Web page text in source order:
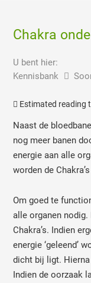
Chakra
U bent hier:
Kennisbank
Estimated reading
Naast de
nog meer banen
energie aan alle
worden de
Om goed te
alle organen
Chakra’s. Indien
energie ‘geleend’
dicht bij ligt.
Indien de oorzaak